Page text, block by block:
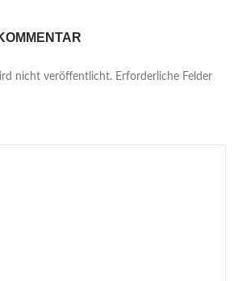
nicht veröffentlicht. Erforderliche Felder